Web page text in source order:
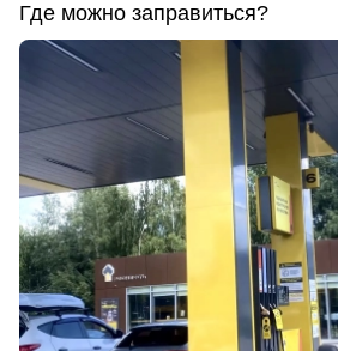
Где можно заправиться?